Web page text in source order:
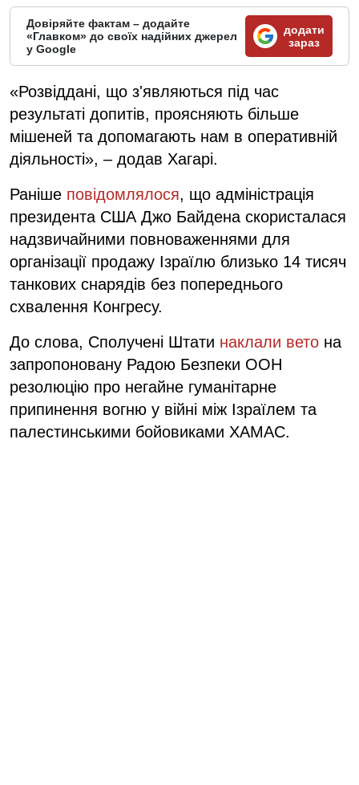
Довіряйте фактам – додайте
«Главком» до своїх надійних джерел
у Google
додати
зараз
«Розвіддані, що з'являються під час
результаті допитів, проясняють більше
мішеней та допомагають нам в оперативній
діяльності», – додав Хагарі.
Раніше повідомлялося, що адміністрація
президента США Джо Байдена скористалася
надзвичайними повноваженнями для
організації продажу Ізраїлю близько 14 тисяч
танкових снарядів без попереднього
схвалення Конгресу.
До слова, Сполучені Штати наклали вето на
запропоновану Радою Безпеки ООН
резолюцію про негайне гуманітарне
припинення вогню у війні між Ізраїлем та
палестинськими бойовиками ХАМАС.